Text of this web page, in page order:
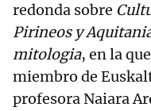
redonda sobre
Pirineos y
mitologia, en la
miembro de
profesora Naiara